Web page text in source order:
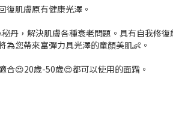
復肌膚原有健康光澤。
丹，解決肌膚各種衰老問題。具有自我修復
您帶來富彈力具光澤的童顏美肌👶。
合😍20歲-50歲😍都可以使用的面霜。